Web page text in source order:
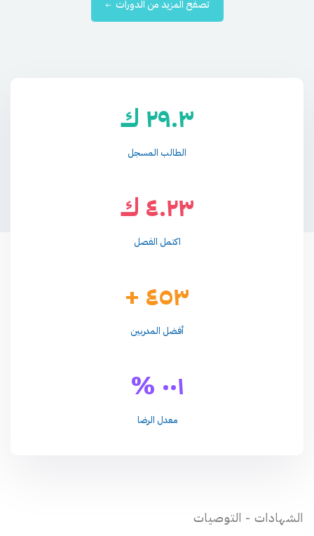
تصفح المزيد من الدورات
٢٩.٣ ك
الطالب المسجل
٤.٢٣ ك
اكتمل الفصل
٤٥٣ +
أفضل المدربين
٠٠١ %
معدل الرضا
الشهادات - التوصيات